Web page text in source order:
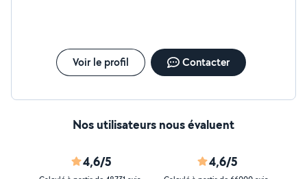
Voir le profil Contacter
Nos utilisateurs nous évaluent
4,6/5 4,6/5